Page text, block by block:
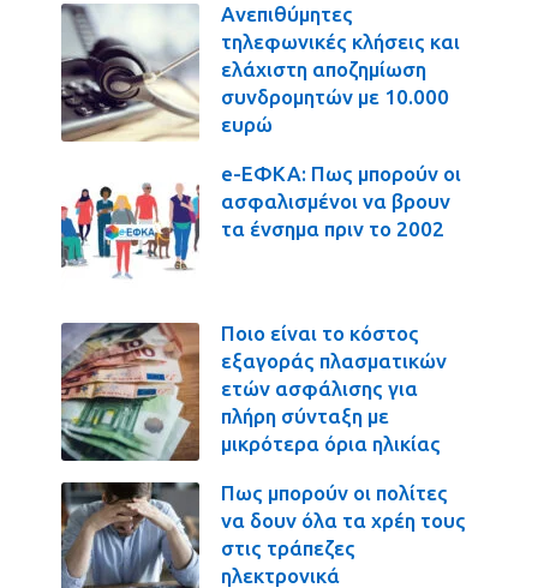
Ανεπιθύμητες
τηλεφωνικές κλήσεις και
ελάχιστη αποζημίωση
συνδρομητών με 10.000
ευρώ
e-ΕΦΚΑ: Πως μπορούν οι
ασφαλισμένοι να βρουν
τα ένσημα πριν το 2002
Ποιο είναι το κόστος
εξαγοράς πλασματικών
ετών ασφάλισης για
πλήρη σύνταξη με
μικρότερα όρια ηλικίας
Πως μπορούν οι πολίτες
να δουν όλα τα χρέη τους
στις τράπεζες
ηλεκτρονικά